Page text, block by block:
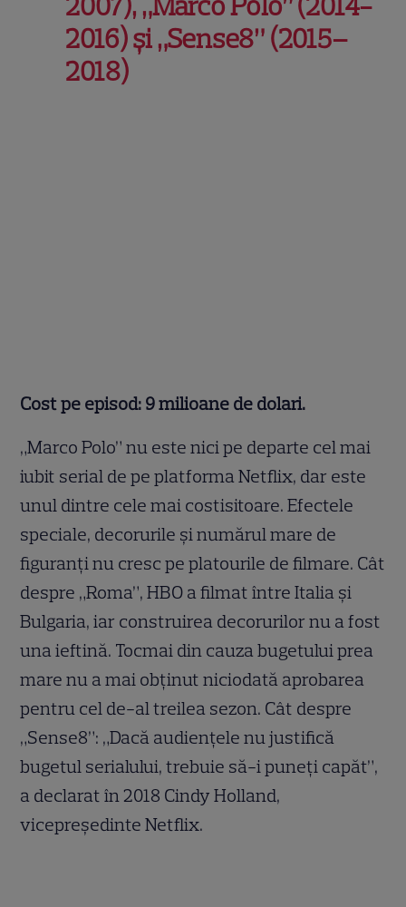
2016) și „Sense8” (2015–
2018)
Cost pe episod: 9 milioane de dolari.
„Marco Polo” nu este nici pe departe cel mai
iubit serial de pe platforma Netflix, dar este
unul dintre cele mai costisitoare. Efectele
speciale, decorurile și numărul mare de
figuranți nu cresc pe platourile de filmare. Cât
despre „Roma”, HBO a filmat între Italia și
Bulgaria, iar construirea decorurilor nu a fost
una ieftină. Tocmai din cauza bugetului prea
mare nu a mai obținut niciodată aprobarea
pentru cel de-al treilea sezon. Cât despre
„Sense8”: „Dacă audiențele nu justifică
bugetul serialului, trebuie să-i puneți capăt”,
a declarat în 2018 Cindy Holland,
vicepreședinte Netflix.